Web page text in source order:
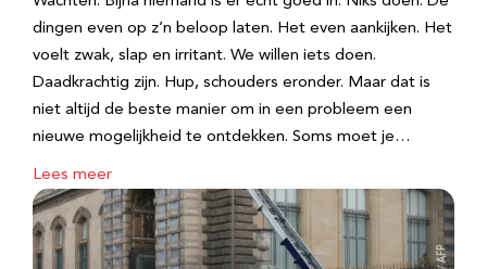
dingen even op z’n beloop laten. Het even aankijken. Het
voelt zwak, slap en irritant. We willen iets doen.
Daadkrachtig zijn. Hup, schouders eronder. Maar dat is
niet altijd de beste manier om in een probleem een
nieuwe mogelijkheid te ontdekken. Soms moet je…
Lees meer